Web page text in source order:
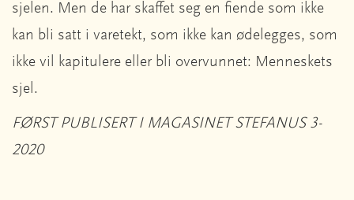
sjelen. Men de har skaffet seg en fiende som ikke
kan bli satt i varetekt, som ikke kan ødelegges, som
ikke vil kapitulere eller bli overvunnet: Menneskets
sjel.
FØRST PUBLISERT I MAGASINET STEFANUS 3-
2020